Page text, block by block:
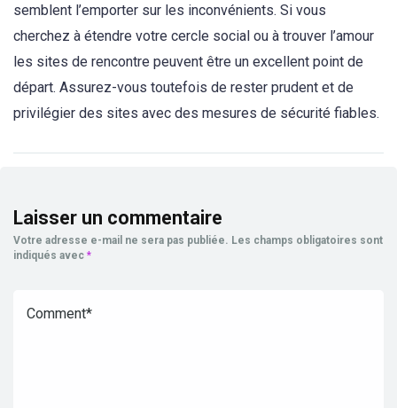
semblent l’emporter sur les inconvénients. Si vous
cherchez à étendre votre cercle social ou à trouver l’amour
les sites de rencontre peuvent être un excellent point de
départ. Assurez-vous toutefois de rester prudent et de
privilégier des sites avec des mesures de sécurité fiables.
Laisser un commentaire
Votre adresse e-mail ne sera pas publiée. Les champs obligatoires sont
indiqués avec *